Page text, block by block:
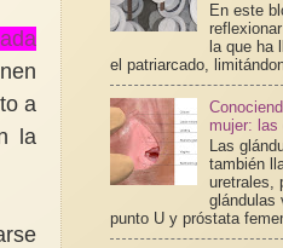
a
la
En este
la que ha
el patriarcado,
mujer: las
Las
también
uretrales,
glándulas
punto U y próstata